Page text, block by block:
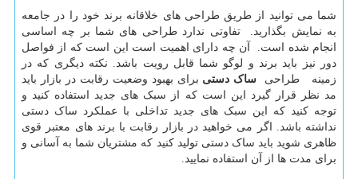
شما می توانید از طریق طراحی های خلاقانه برند خود را در جامعه
به نمایش بگذارید. تفاوتی ندارد طراحی های شما بر چه اساسی
انجام شده است. آن چه دارای اهمیت است این است که از فواصل
دور نیز باید برند و لوگو شما قابل رویت باشد. نکته دیگری که در
زمینه طراحی
ساک دستی برای بهبود وضعیت رقابت در بازار باید
مد نظر قرار گیرد این است که از سبک های جدید استفاده کنید و
توجه کنید که این سبک های جدید تداخلی با عملکرد ساک دستی
نداشته باشد. اگر می خواهید در بازار رقابت با برند های معتبر قوی
ظاهری شوید باید ساک دستی تولید کنید که مشتریان شما به آسانی و
برای مدت ها از آن استفاده نمایید.